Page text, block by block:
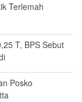
Terlemah
T, BPS Sebut
Posko